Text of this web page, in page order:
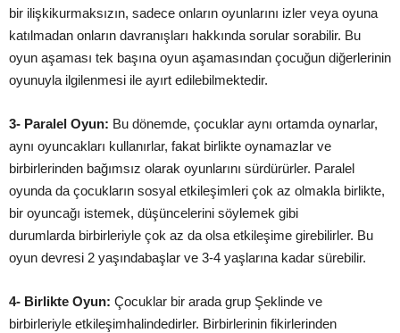
bir ilişkikurmaksızın, sadece onların oyunlarını izler veya oyuna
katılmadan onların davranışları hakkında sorular sorabilir. Bu
oyun aşaması tek başına oyun aşamasından çocuğun diğerlerinin
oyunuyla ilgilenmesi ile ayırt edilebilmektedir.
3- Paralel Oyun: Bu dönemde, çocuklar aynı ortamda oynarlar,
aynı oyuncakları kullanırlar, fakat birlikte oynamazlar ve
birbirlerinden bağımsız olarak oyunlarını sürdürürler. Paralel
oyunda da çocukların sosyal etkileşimleri çok az olmakla birlikte,
bir oyuncağı istemek, düşüncelerini söylemek gibi
durumlarda birbirleriyle çok az da olsa etkileşime girebilirler. Bu
oyun devresi 2 yaşındabaşlar ve 3-4 yaşlarına kadar sürebilir.
4- Birlikte Oyun: Çocuklar bir arada grup Şeklinde ve
birbirleriyle etkileşimhalindedirler. Birbirlerinin fikirlerinden